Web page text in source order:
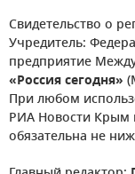
Свидетельство о
Учредитель:
предприятие
«Россия сегодня»
При любом
РИА Новости Крым
обязательна не